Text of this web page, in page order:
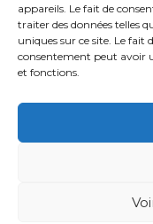
appareils. Le fait de
traiter des données telles
uniques sur ce site. Le fait
consentement peut avoir
et fonctions.
Mentions Légales /
Politique de cookies
Politique de
© 2020 TV8 Moselle-